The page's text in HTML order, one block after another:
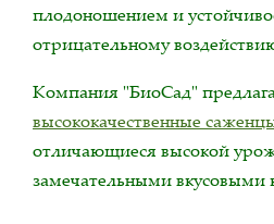
плодоношением и
отрицательному
Компания "БиоСад"
высококачественные
отличающиеся высокой
замечательными вкусовыми